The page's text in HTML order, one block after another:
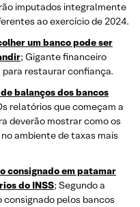
imputados integralmente
ao exercício de 2024.
um banco pode ser
; Gigante financeiro
restaurar confiança.
balanços dos bancos
relatórios que começam a
deverão mostrar como os
ambiente de taxas mais
consignado em patamar
do INSS; Segundo a
pelos bancos